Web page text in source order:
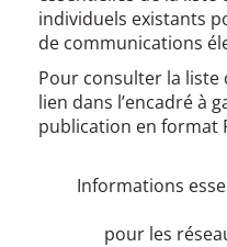
individuels existants
de communications
Pour consulter la liste
lien dans l’encadré à
publication en format
Informations
pour les